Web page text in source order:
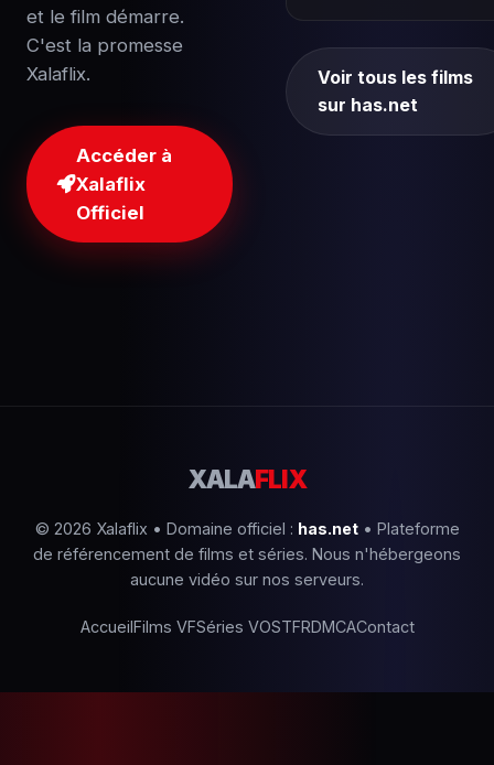
et le film démarre.
C'est la promesse
Xalaflix.
Accéder à
Xalaflix
Officiel
Voir tous les films
sur has.net
XALAFLIX
© 2026 Xalaflix • Domaine officiel : has.net• Plateforme
de référencement de films et séries. Nous n'hébergeons
aucune vidéo sur nos serveurs.
AccueilFilms VFSéries VOSTFRDMCAContact